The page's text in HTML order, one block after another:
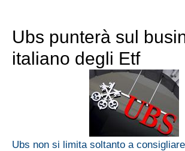
Ubs punterà sul
italiano degli Etf
Ubs non si limita soltanto a